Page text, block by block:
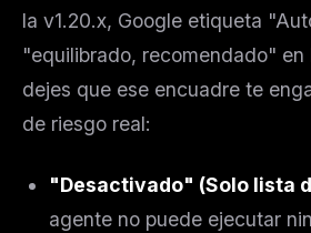
la v1.20.x, Google etiqueta
"equilibrado, recomendado"
dejes que ese encuadre te
de riesgo real:
"Desactivado" (Solo lista
agente no puede ejecutar